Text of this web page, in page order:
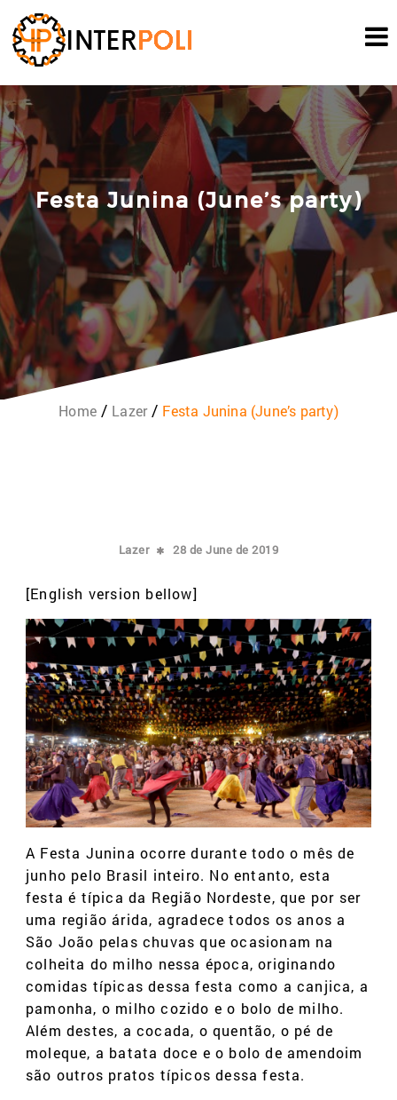
to
content
Festa Junina (June’s party)
Home Lazer Festa Junina (June’s party)
Lazer 28 de June de 2019
[English version bellow]
A Festa Junina ocorre durante todo o mês de
junho pelo Brasil inteiro. No entanto, esta
festa é típica da Região Nordeste, que por ser
uma região árida, agradece todos os anos a
São João pelas chuvas que ocasionam na
colheita do milho nessa época, originando
comidas típicas dessa festa como a canjica, a
pamonha, o milho cozido e o bolo de milho.
Além destes, a cocada, o quentão, o pé de
moleque, a batata doce e o bolo de amendoim
são outros pratos típicos dessa festa.